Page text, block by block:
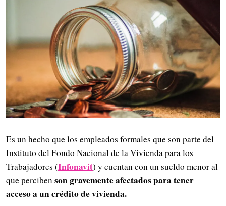
Es un hecho que los empleados formales que son parte del
Instituto del Fondo Nacional de la Vivienda para los
Trabajadores (Infonavit) y cuentan con un sueldo menor al
que perciben son gravemente afectados para tener
acceso a un crédito de vivienda.